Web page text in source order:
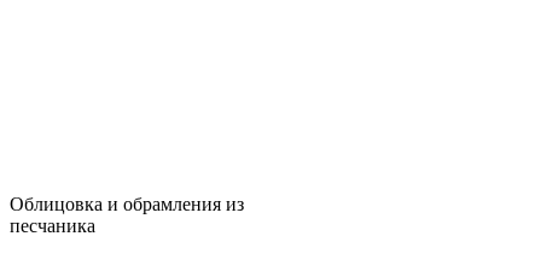
Облицовка и обрамления из
песчаника